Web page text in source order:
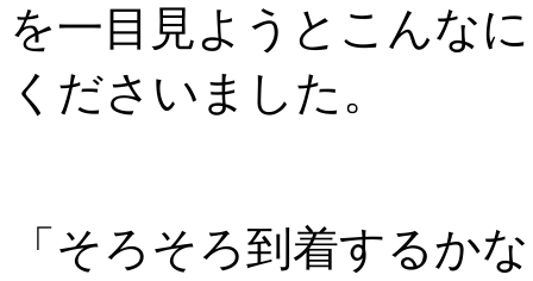
を一目見ようとこんな
くださいました。
「そろそろ到着するか